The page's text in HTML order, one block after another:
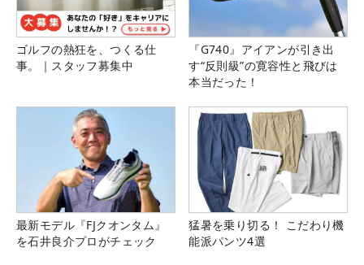
ゴルフの熱狂を、つくる仕
事。｜スタッフ募集中
『G740』アイアンが引き出
す“反則級”の寛容性と飛びは
本当だった！
最新モデル『FJクオンタム』
を石井良介プロがチェック
猛暑を乗り切る！ こだわり機
能派パンツ4選